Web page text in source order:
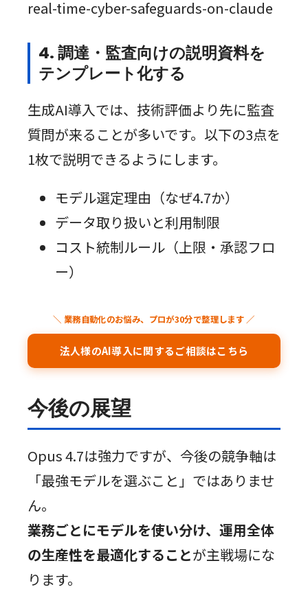
real-time-cyber-safeguards-on-claude
4. 調達・監査向けの説明資料を
テンプレート化する
生成AI導入では、技術評価より先に監査
質問が来ることが多いです。以下の3点を
1枚で説明できるようにします。
モデル選定理由（なぜ4.7か）
データ取り扱いと利用制限
コスト統制ルール（上限・承認フロ
ー）
＼ 業務自動化のお悩み、プロが30分で整理します ／
法人様のAI導入に関するご相談はこちら
今後の展望
Opus 4.7は強力ですが、今後の競争軸は
「最強モデルを選ぶこと」ではありませ
ん。
業務ごとにモデルを使い分け、運用全体
の生産性を最適化することが主戦場にな
ります。